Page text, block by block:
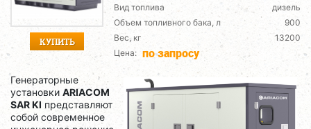
КУПИТЬ
Вид топлива
дизель
Объем топливного бака, л
900
Вес, кг
13200
Цена: по запросу
Генераторные
установки ARIACOM
SAR KI представляют
собой современное